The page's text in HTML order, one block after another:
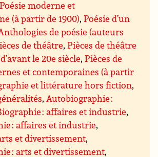
Poésie moderne et
(à partir de 1900),Poésie d’un
de poésie (auteurs
de théâtre,Pièces de théâtre
le 20e siècle,Pièces de
et contemporaines (à partir
et littérature hors fiction,
,Autobiographie :
: affaires et industrie,
: affaires et industrie,
et divertissement,
: arts et divertissement,